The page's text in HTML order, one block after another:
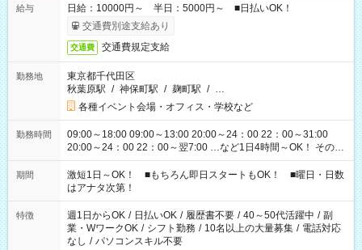
給与
日給：10000円～ 半日：5000円～ ■日払いOK！
交通費別途支給あり
交通費 交通費規定支給
勤務地
東京都千代田区
秋葉原駅 / 神保町駅 / 麹町駅 / …
各種イベント会場・オフィス・学校など
勤務時間
09:00～18:00 09:00～13:00 20:00～24：00 22：00～31:00
20:00～24：00 22：00～翌7:00 …など1日4時間～OK！ その他
シフトもございます！ お気軽にご相談ください！
期間
激短1日～OK！ ■もちろん即日スタートもOK！ ■曜日・日数
はアナタ次第！
特徴 週1日からOK / 日払いOK / 履歴書不要 / 40～50代活躍中 / 副
業・WワークOK / シフト勤務 / 10名以上の大量募集 / 電話対応
なし / パソコンスキル不要